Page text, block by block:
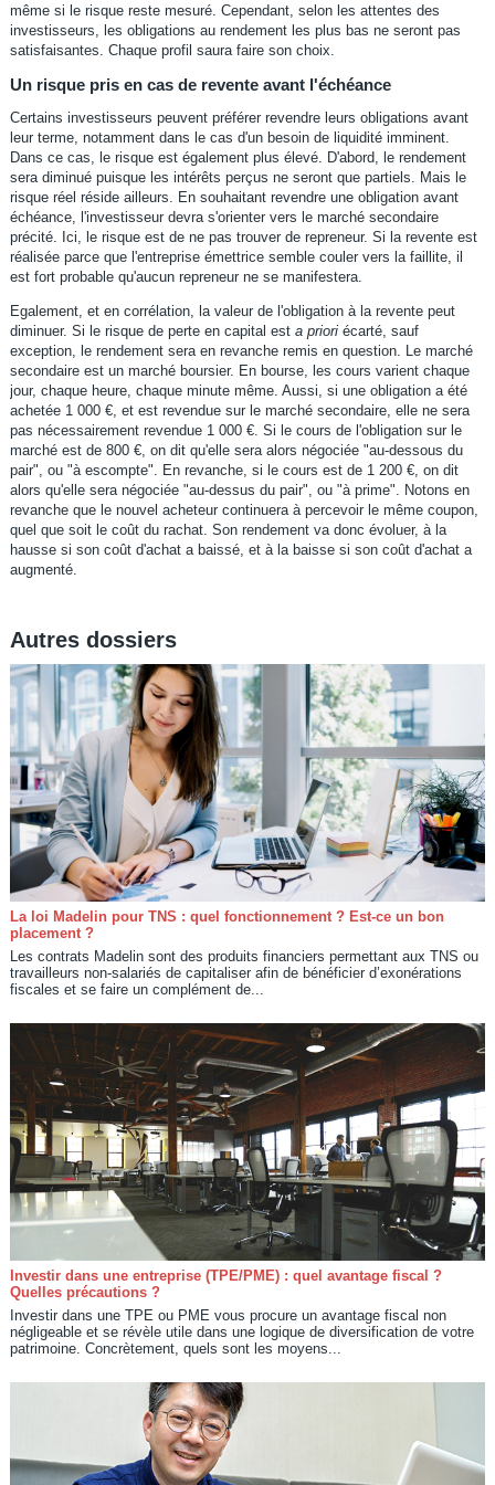
même si le risque reste mesuré. Cependant, selon les attentes des
investisseurs, les obligations au rendement les plus bas ne seront pas
satisfaisantes. Chaque profil saura faire son choix.
Un risque pris en cas de revente avant l'échéance
Certains investisseurs peuvent préférer revendre leurs obligations avant
leur terme, notamment dans le cas d'un besoin de liquidité imminent.
Dans ce cas, le risque est également plus élevé. D'abord, le rendement
sera diminué puisque les intérêts perçus ne seront que partiels. Mais le
risque réel réside ailleurs. En souhaitant revendre une obligation avant
échéance, l'investisseur devra s'orienter vers le marché secondaire
précité. Ici, le risque est de ne pas trouver de repreneur. Si la revente est
réalisée parce que l'entreprise émettrice semble couler vers la faillite, il
est fort probable qu'aucun repreneur ne se manifestera.
Egalement, et en corrélation, la valeur de l'obligation à la revente peut
diminuer. Si le risque de perte en capital est a prioriécarté, sauf
exception, le rendement sera en revanche remis en question. Le marché
secondaire est un marché boursier. En bourse, les cours varient chaque
jour, chaque heure, chaque minute même. Aussi, si une obligation a été
achetée 1 000 €, et est revendue sur le marché secondaire, elle ne sera
pas nécessairement revendue 1 000 €. Si le cours de l'obligation sur le
marché est de 800 €, on dit qu'elle sera alors négociée "au-dessous du
pair", ou "à escompte". En revanche, si le cours est de 1 200 €, on dit
alors qu'elle sera négociée "au-dessus du pair", ou "à prime". Notons en
revanche que le nouvel acheteur continuera à percevoir le même coupon,
quel que soit le coût du rachat. Son rendement va donc évoluer, à la
hausse si son coût d'achat a baissé, et à la baisse si son coût d'achat a
augmenté.
Autres dossiers
La loi Madelin pour TNS : quel fonctionnement ? Est-ce un bon
placement ?
Les contrats Madelin sont des produits financiers permettant aux TNS ou
travailleurs non-salariés de capitaliser afin de bénéficier d’exonérations
fiscales et se faire un complément de...
Investir dans une entreprise (TPE/PME) : quel avantage fiscal ?
Quelles précautions ?
Investir dans une TPE ou PME vous procure un avantage fiscal non
négligeable et se révèle utile dans une logique de diversification de votre
patrimoine. Concrètement, quels sont les moyens...